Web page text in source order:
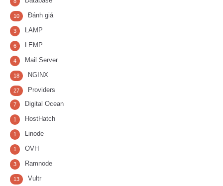
Đánh giá
10
LAMP
3
LEMP
6
Mail Server
4
NGINX
18
Providers
27
Digital Ocean
7
HostHatch
1
Linode
1
OVH
1
Ramnode
3
Vultr
13